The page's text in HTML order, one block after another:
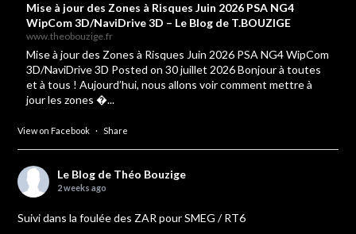
Mise à jour des Zones à Risques Juin 2026 PSA NG4
WipCom 3D/NaviDrive 3D – Le Blog de T.BOUZIGE
www.theobouzige.fr
Mise à jour des Zones à Risques Juin 2026 PSA NG4 WipCom
3D/NaviDrive 3D Posted on 30 juillet 2026 Bonjour à toutes
et à tous ! Aujourd’hui, nous allons voir comment mettre à
jour les zones �...
View on Facebook · Share
Le Blog de Théo Bouzige
2 weeks ago
Suivi dans la foulée des ZAR pour SMEG / RT6